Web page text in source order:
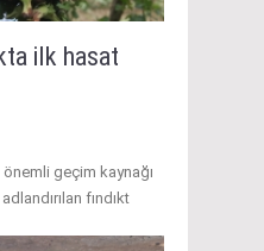
ilk hasat
geçim kaynağı
fındıkt